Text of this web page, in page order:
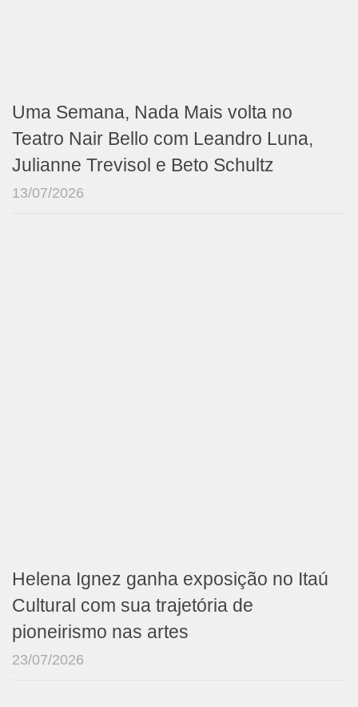
Uma Semana, Nada Mais volta no
Teatro Nair Bello com Leandro Luna,
Julianne Trevisol e Beto Schultz
13/07/2026
Helena Ignez ganha exposição no Itaú
Cultural com sua trajetória de
pioneirismo nas artes
23/07/2026